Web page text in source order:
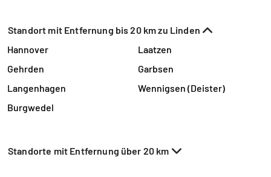
Standort mit Entfernung bis 20 km zu Linden
Hannover
Laatzen
Gehrden
Garbsen
Langenhagen
Wennigsen (Deister)
Burgwedel
Standorte mit Entfernung über 20 km